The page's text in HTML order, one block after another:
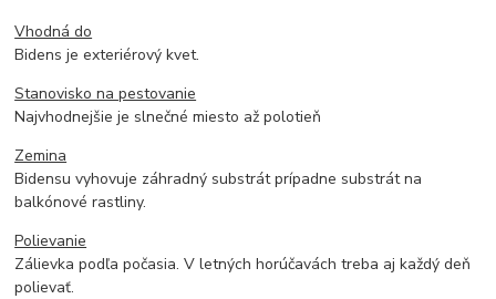
Vhodná do
Bidens je exteriérový kvet.
Stanovisko na pestovanie
Najvhodnejšie je slnečné miesto až polotieň
Zemina
Bidensu vyhovuje záhradný substrát prípadne substrát na
balkónové rastliny.
Polievanie
Zálievka podľa počasia. V letných horúčavách treba aj každý deň
polievať.